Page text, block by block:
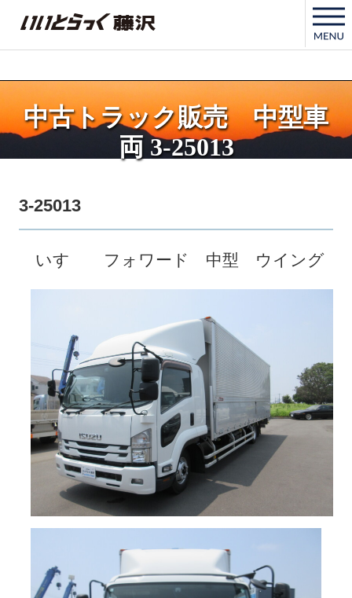
いいとらっく藤沢
中古トラック販売 中型車
両 3-25013
3-25013
いすゞ フォワード 中型 ウイング